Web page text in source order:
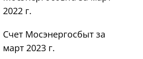
2022 г.
Счет Мосэнергосбыт за
март 2023 г.